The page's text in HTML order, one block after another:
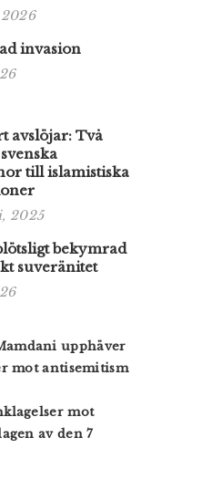
invasion
avslöjar: Två
till islamistiska
2025
bekymrad
suveränitet
upphäver
mot antisemitism
mot
av den 7